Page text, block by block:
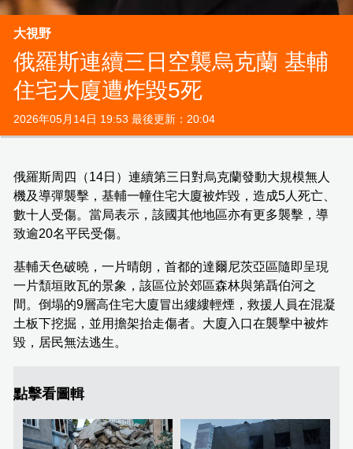
大視野
俄羅斯連續三日空襲烏克蘭 基輔
住宅大廈遭炸毀5死
2026年05月14日 19:53 最後更新：20:04
俄羅斯周四（14日）連續第三日對烏克蘭發動大規模無人
機及導彈襲擊，基輔一幢住宅大廈被炸毀，造成5人死亡、
數十人受傷。當局表示，該國其他地區亦有更多襲擊，導
致逾20名平民受傷。
基輔天色破曉，一片晴朗，首都的達爾尼茨亞區隨即呈現
一片頹垣敗瓦的景象，該區位於郊區森林與第聶伯河之
間。倒塌的9層高住宅大廈冒出縷縷輕煙，救援人員在混凝
土板下挖掘，並用擔架抬走傷者。大廈入口在襲擊中被炸
毀，居民無法逃生。
點擊看圖輯